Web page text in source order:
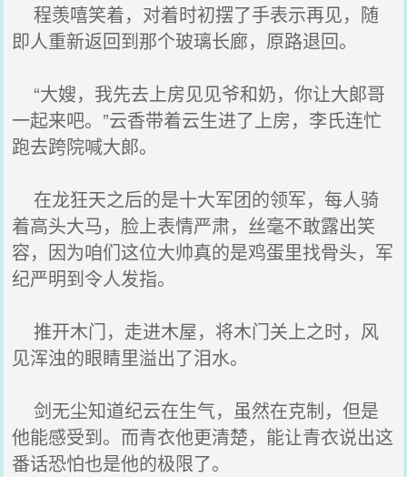
程羡嘻笑着，对着时初摆了手表示再见，随
即人重新返回到那个玻璃长廊，原路退回。
“大嫂，我先去上房见见爷和奶，你让大郞哥
一起来吧。”云香带着云生进了上房，李氏连忙
跑去跨院喊大郞。
在龙狂天之后的是十大军团的领军，每人骑
着高头大马，脸上表情严肃，丝毫不敢露出笑
容，因为咱们这位大帅真的是鸡蛋里找骨头，军
纪严明到令人发指。
推开木门，走进木屋，将木门关上之时，风
见浑浊的眼睛里溢出了泪水。
剑无尘知道纪云在生气，虽然在克制，但是
他能感受到。而青衣他更清楚，能让青衣说出这
番话恐怕也是他的极限了。